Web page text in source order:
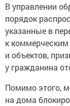
В управлении
порядок
указанные в
к коммерческим
и объектов,
у гражданина
Помимо этого,
на дома